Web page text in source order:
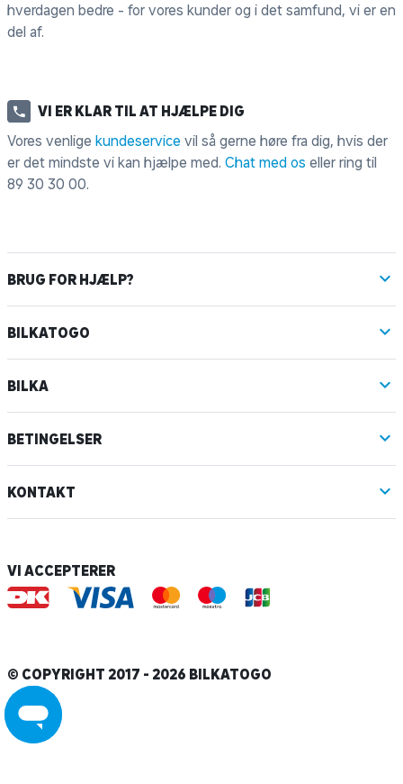
hverdagen bedre - for vores kunder og i det samfund, vi er en
del af.
VI ER KLAR TIL AT HJÆLPE DIG
Vores venlige kundeservice vil så gerne høre fra dig, hvis der
er det mindste vi kan hjælpe med. Chat med os eller ring til
89 30 30 00.
BRUG FOR HJÆLP?
BILKATOGO
BILKA
BETINGELSER
KONTAKT
VI ACCEPTERER
© COPYRIGHT 2017 - 2026 BILKATOGO